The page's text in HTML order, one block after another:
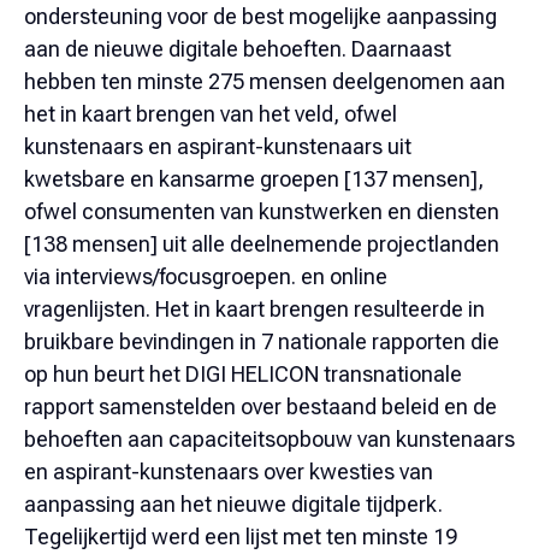
ondersteuning voor de best mogelijke aanpassing
aan de nieuwe digitale behoeften. Daarnaast
hebben ten minste 275 mensen deelgenomen aan
het in kaart brengen van het veld, ofwel
kunstenaars en aspirant-kunstenaars uit
kwetsbare en kansarme groepen [137 mensen],
ofwel consumenten van kunstwerken en diensten
[138 mensen] uit alle deelnemende projectlanden
via interviews/focusgroepen. en online
vragenlijsten. Het in kaart brengen resulteerde in
bruikbare bevindingen in 7 nationale rapporten die
op hun beurt het DIGI HELICON transnationale
rapport samenstelden over bestaand beleid en de
behoeften aan capaciteitsopbouw van kunstenaars
en aspirant-kunstenaars over kwesties van
aanpassing aan het nieuwe digitale tijdperk.
Tegelijkertijd werd een lijst met ten minste 19